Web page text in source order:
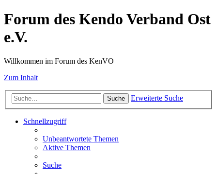
Forum des Kendo Verband Ost
e.V.
Willkommen im Forum des KenVO
Zum Inhalt
Suche Erweiterte Suche
Schnellzugriff
Unbeantwortete Themen
Aktive Themen
Suche